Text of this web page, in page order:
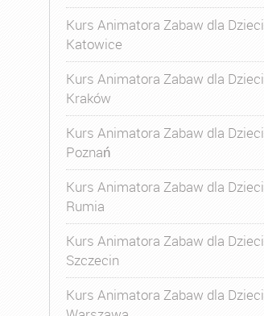
Kurs Animatora Zabaw dla Dzieci
Katowice
Kurs Animatora Zabaw dla Dzieci
Kraków
Kurs Animatora Zabaw dla Dzieci
Poznań
Kurs Animatora Zabaw dla Dzieci
Rumia
Kurs Animatora Zabaw dla Dzieci
Szczecin
Kurs Animatora Zabaw dla Dzieci